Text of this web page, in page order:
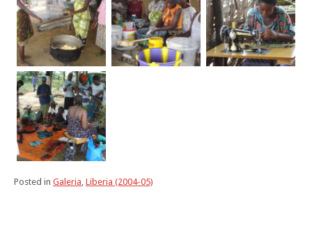
Posted in Galeria, Liberia (2004-05)